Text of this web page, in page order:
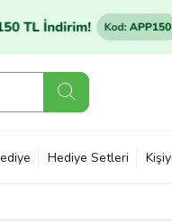
Hediye Setleri